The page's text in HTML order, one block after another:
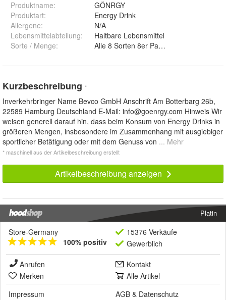
Produktname:
GÖNRGY
Produktart:
Energy Drink
Allergene:
N/A
Lebensmittelabteilung:
Haltbare Lebensmittel
Sorte / Menge:
Kurzbeschreibung *
Inverkehrbringer Name Bevco GmbH Anschrift Am Botterbarg 26b,
22589 Hamburg Deutschland E-Mail: info@goenrgy.com Hinweis Wir
weisen generell darauf hin, dass beim Konsum von Energy Drinks in
größeren Mengen, insbesondere im Zusammenhang mit ausgiebiger
sportlicher Betätigung oder mit dem Genuss von ... Mehr
* maschinell aus der Artikelbeschreibung erstellt
Artikelbeschreibung anzeigen
Platin
Store-Germany
100% positiv
15376 Verkäufe
Gewerblich
Anrufen
Kontakt
Merken
Alle Artikel
Impressum
AGB & Datenschutz